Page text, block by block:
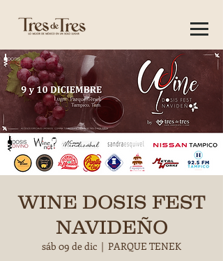
WINE DOSIS FEST
NAVIDEÑO
sáb 09 de dic
  |
PARQUE TENEK